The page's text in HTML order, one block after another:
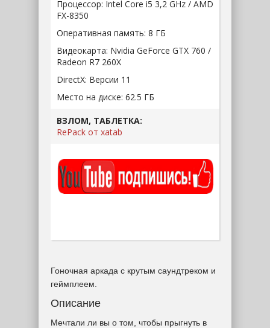
Процессор: Intel Core i5 3,2 GHz / AMD
FX-8350
Оперативная память: 8 ГБ
Видеокарта: Nvidia GeForce GTX 760 /
Radeon R7 260X
DirectX: Версии 11
Место на диске: 62.5 ГБ
ВЗЛОМ, ТАБЛЕТКА:
RePack от xatab
Гоночная аркада с крутым саундтреком и
геймплеем.
Описание
Мечтали ли вы о том, чтобы прыгнуть в